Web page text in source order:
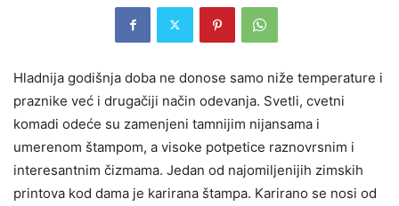
Hladnija godišnja doba ne donose samo niže temperature i
praznike već i drugačiji način odevanja. Svetli, cvetni
komadi odeće su zamenjeni tamnijim nijansama i
umerenom štampom, a visoke potpetice raznovrsnim i
interesantnim čizmama. Jedan od najomiljenijih zimskih
printova kod dama je karirana štampa. Karirano se nosi od